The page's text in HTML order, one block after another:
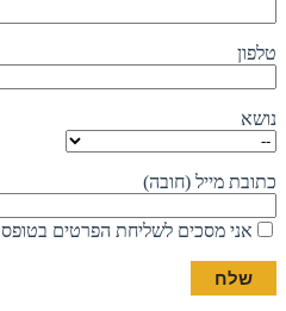
טלפון
נושא
כתובת מייל (חובה)
אני מסכים לשליחת הפרטים בטופס